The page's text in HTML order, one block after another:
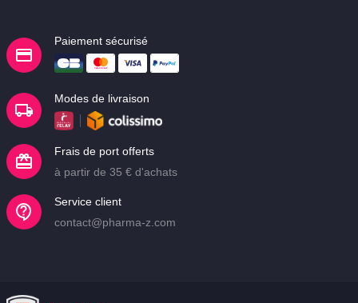
Paiement sécurisé
Modes de livraison
Frais de port offerts
à partir de 35 € d'achats
Service client
contact@pharma-z.com